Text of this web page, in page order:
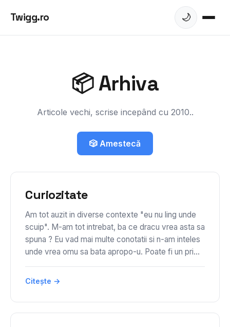
Twigg.ro 🌙
📦 Arhiva
Articole vechi, scrise incepând cu 2010..
🎲 Amestecă
Curiozitate
Am tot auzit in diverse contexte "eu nu ling unde
scuip". M-am tot intrebat, ba ce dracu vrea asta sa
spuna ? Eu vad mai multe conotatii si n-am inteles
unde vrea omu sa bata apropo-u. Poate fi un pri...
Citește →